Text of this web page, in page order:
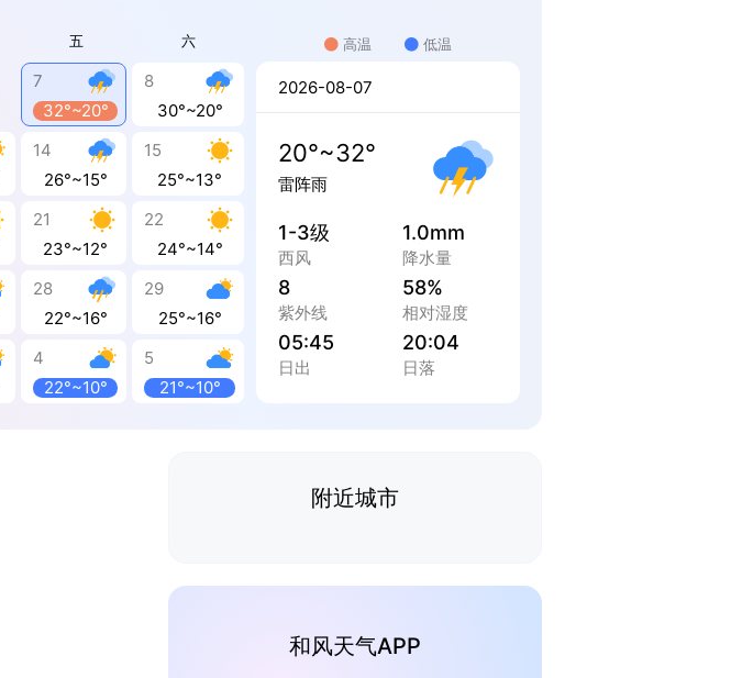
五 六
7
32°~20°
8
30°~20°
14
26°~15°
15
25°~13°
21
23°~12°
22
24°~14°
28
22°~16°
29
25°~16°
4
22°~10°
5
21°~10°
高温 低温
2026-08-07
20°~32°
雷阵雨
1-3级
西风
1.0mm
降水量
8
紫外线
58%
相对湿度
05:45
日出
20:04
日落
附近城市
和风天气APP